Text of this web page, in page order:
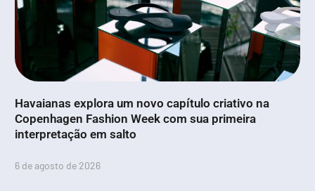
Havaianas explora um novo capítulo criativo na
Copenhagen Fashion Week com sua primeira
interpretação em salto
6 de agosto de 2026